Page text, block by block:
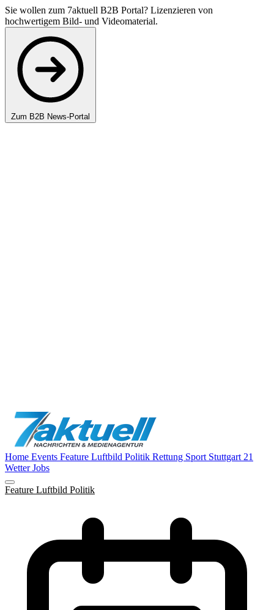
Sie wollen zum 7aktuell B2B Portal? Lizenzieren von
hochwertigem Bild- und Videomaterial.
Zum B2B News-Portal
Home Events Feature Luftbild Politik Rettung Sport Stuttgart 21
WetterJobs
Feature Luftbild Politik